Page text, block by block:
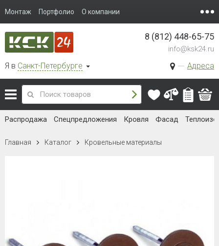
Монтаж Портфолио О компании
Я в Санкт-Петербурге Адреса
8 (812) 448-65-75
info@ksk24.ru
Распродажа Спецпредложения Кровля Фасад
Главная Каталог Кровельные материалы